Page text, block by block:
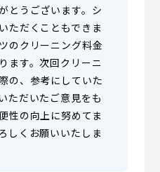
とうございます。シ
ただくこともできま
のクリーニング料金
ます。次回クリーニ
の、参考にしていた
ただいたご意見をも
性の向上に努めてま
しくお願いいたしま